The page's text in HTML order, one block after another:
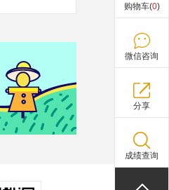
购物车(0)
微信咨询
分享
成绩查询